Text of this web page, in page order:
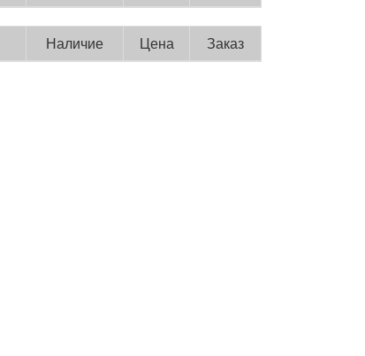
Наличие Цена Заказ